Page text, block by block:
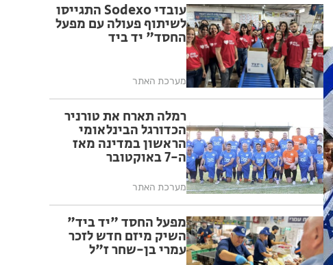
עובדי Sodexo התגייסו
לשיתוף פעולה עם מפעל
החסד" יד ביד
מערכת האתר
רמלה תארח את טורניר
הכדורגל הבינלאומי
הראשון במדינה מאז
ה-7 באוקטובר
מערכת האתר
מפעל החסד "יד ביד"
השיק מיזם חדש לזכר
עמרי בן-שחר ז"ל